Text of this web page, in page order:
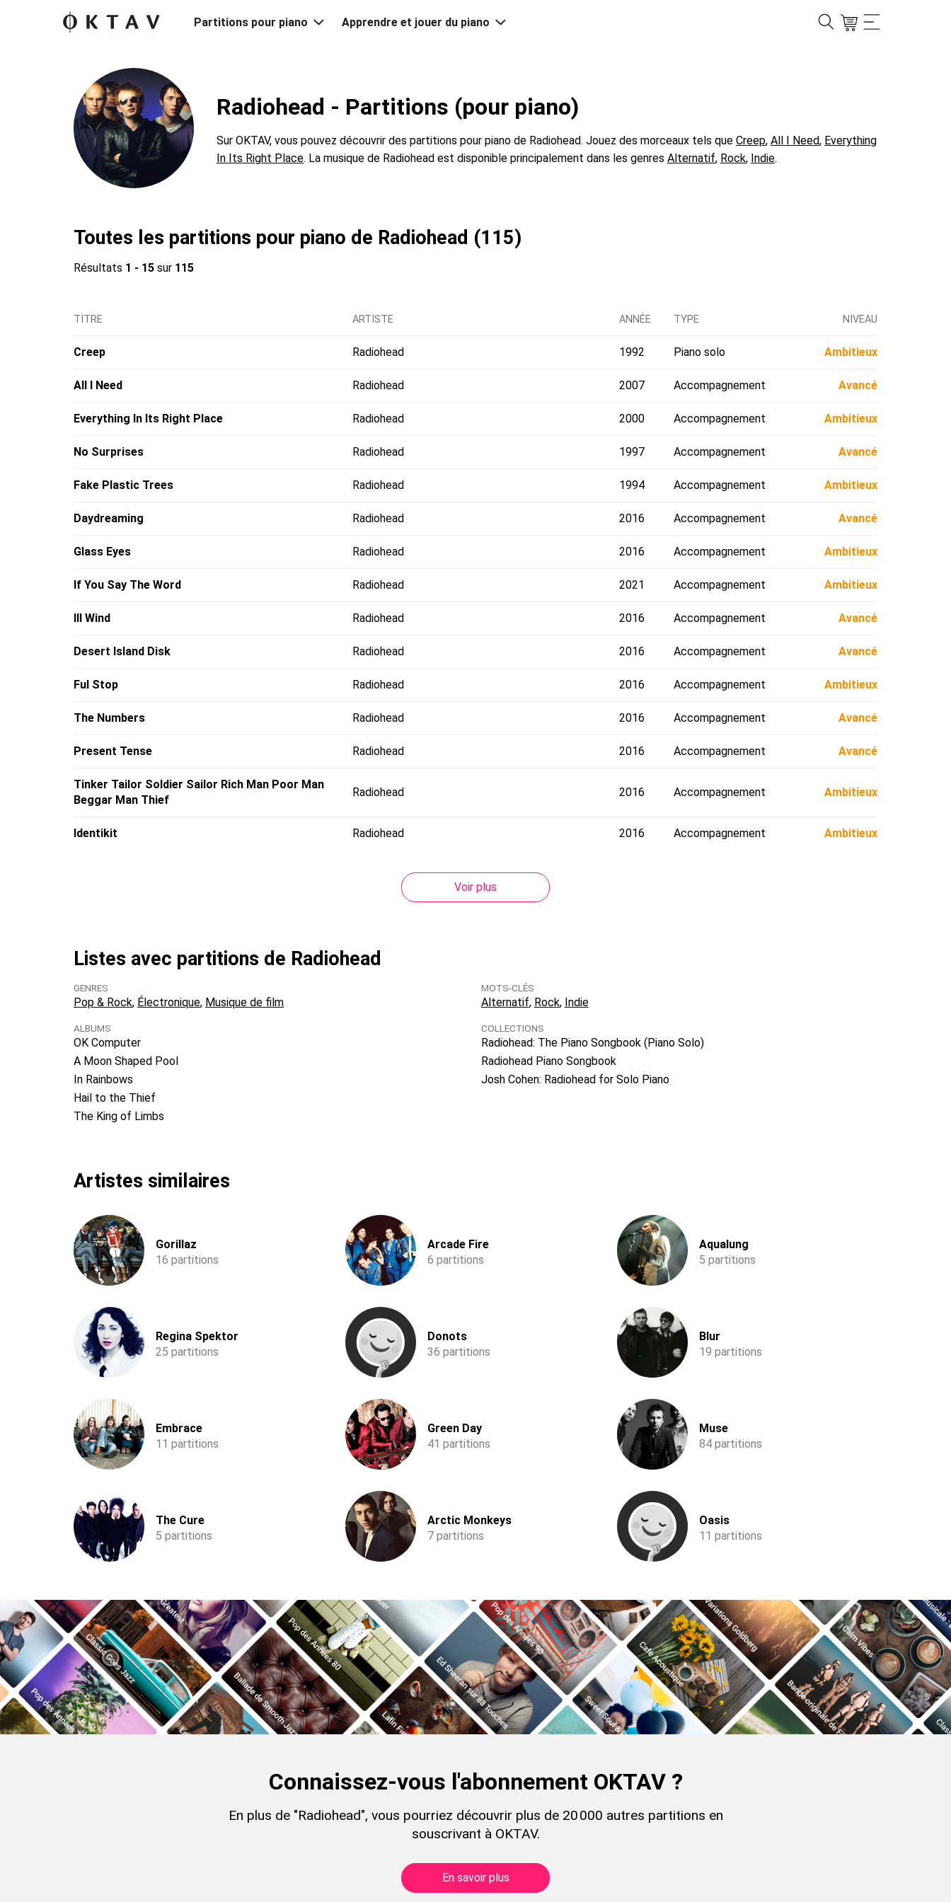
Partitions pour piano Apprendre et jouer du piano
Radiohead - Partitions (pour piano)
Sur OKTAV, vous pouvez découvrir des partitions pour piano de Radiohead. Jouez des morceaux tels que Creep, All I Need, Everything
In Its Right Place. La musique de Radiohead est disponible principalement dans les genres Alternatif, Rock, Indie.
Toutes les partitions pour piano de Radiohead (115)
Résultats 1 - 15 sur 115
TITRE ARTISTE ANNÉE TYPE NIVEAU
Creep Radiohead 1992 Piano solo Ambitieux
All I Need Radiohead 2007 Accompagnement Avancé
Everything In Its Right Place Radiohead 2000 Accompagnement Ambitieux
No Surprises Radiohead 1997 Accompagnement Avancé
Fake Plastic Trees Radiohead 1994 Accompagnement Ambitieux
Daydreaming Radiohead 2016 Accompagnement Avancé
Glass Eyes Radiohead 2016 Accompagnement Ambitieux
If You Say The Word Radiohead 2021 Accompagnement Ambitieux
Ill Wind Radiohead 2016 Accompagnement Avancé
Desert Island Disk Radiohead 2016 Accompagnement Avancé
Ful Stop Radiohead 2016 Accompagnement Ambitieux
The Numbers Radiohead 2016 Accompagnement Avancé
Present Tense Radiohead 2016 Accompagnement Avancé
Tinker Tailor Soldier Sailor Rich Man Poor Man
Beggar Man Thief
Radiohead 2016 Accompagnement Ambitieux
Identikit Radiohead 2016 Accompagnement Ambitieux
Voir plus
Listes avec partitions de Radiohead
GENRES
Pop & Rock Électronique Musique de film
ALBUMS
OK Computer
A Moon Shaped Pool
In Rainbows
Hail to the Thief
The King of Limbs
MOTS-CLÉS
Alternatif Rock Indie
COLLECTIONS
Radiohead: The Piano Songbook (Piano Solo)
Radiohead Piano Songbook
Josh Cohen: Radiohead for Solo Piano
Artistes similaires
Gorillaz
16 partitions
Arcade Fire
6 partitions
Aqualung
5 partitions
Regina Spektor
25 partitions
Donots
36 partitions
Blur
19 partitions
Embrace
11 partitions
Green Day
41 partitions
Muse
84 partitions
The Cure
5 partitions
Arctic Monkeys
7 partitions
Oasis
11 partitions
Connaissez-vous l'abonnement OKTAV ?
En plus de "Radiohead", vous pourriez découvrir plus de 20 000 autres partitions en
souscrivant à OKTAV.
En savoir plus